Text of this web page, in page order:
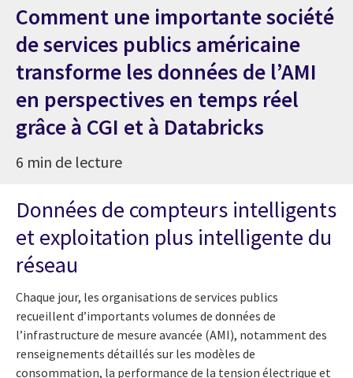
Comment une importante société
de services publics américaine
transforme les données de l’AMI
en perspectives en temps réel
grâce à CGI et à Databricks
6 min de lecture
Données de compteurs intelligents
et exploitation plus intelligente du
réseau
Chaque jour, les organisations de services publics
recueillent d’importants volumes de données de
l’infrastructure de mesure avancée (AMI), notamment des
renseignements détaillés sur les modèles de
consommation, la performance de la tension électrique et